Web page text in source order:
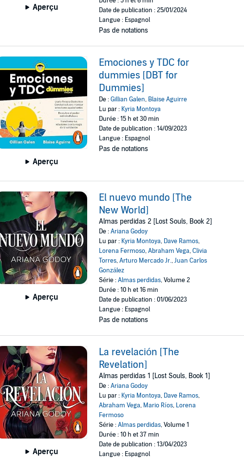
Aperçu
Date de publication : 25/01/2024
Langue : Espagnol
Pas de notations
Aperçu
Emociones y TDC for
dummies [DBT for
Dummies]
De :Gillian Galen, Blaise Aguirre
Lu par : Kyria Montoya
Durée : 15 h et 30 min
Date de publication : 14/09/2023
Langue : Espagnol
Pas de notations
Aperçu
El nuevo mundo [The
New World]
Almas perdidas 2 [Lost Souls, Book 2]
De :Ariana Godoy
Lu par : Kyria Montoya, Dave Ramos,
Lorena Fermoso,Abraham Vega,Clivia
Torres,Arturo Mercado Jr.,Juan Carlos
González
Série :Almas perdidas, Volume 2
Durée : 10 h et 16 min
Date de publication : 01/06/2023
Langue : Espagnol
Pas de notations
Aperçu
La revelación [The
Revelation]
Almas perdidas 1 [Lost Souls, Book 1]
De :Ariana Godoy
Lu par : Kyria Montoya, Dave Ramos,
Abraham Vega, Mario Ríos, Lorena
Fermoso
Série :Almas perdidas, Volume 1
Durée : 10 h et 37 min
Date de publication : 13/04/2023
Langue : Espagnol